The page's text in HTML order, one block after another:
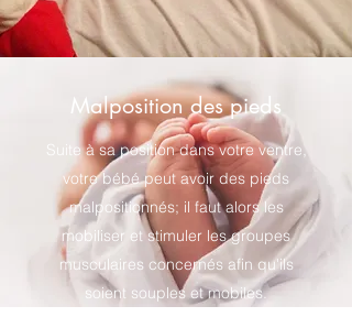
Malposition des pieds
Suite à sa position dans votre ventre,
votre bébé peut avoir des pieds
malpositionnés; il faut alors les
mobiliser et stimuler les groupes
musculaires concernés afin qu'ils
soient souples et mobiles.